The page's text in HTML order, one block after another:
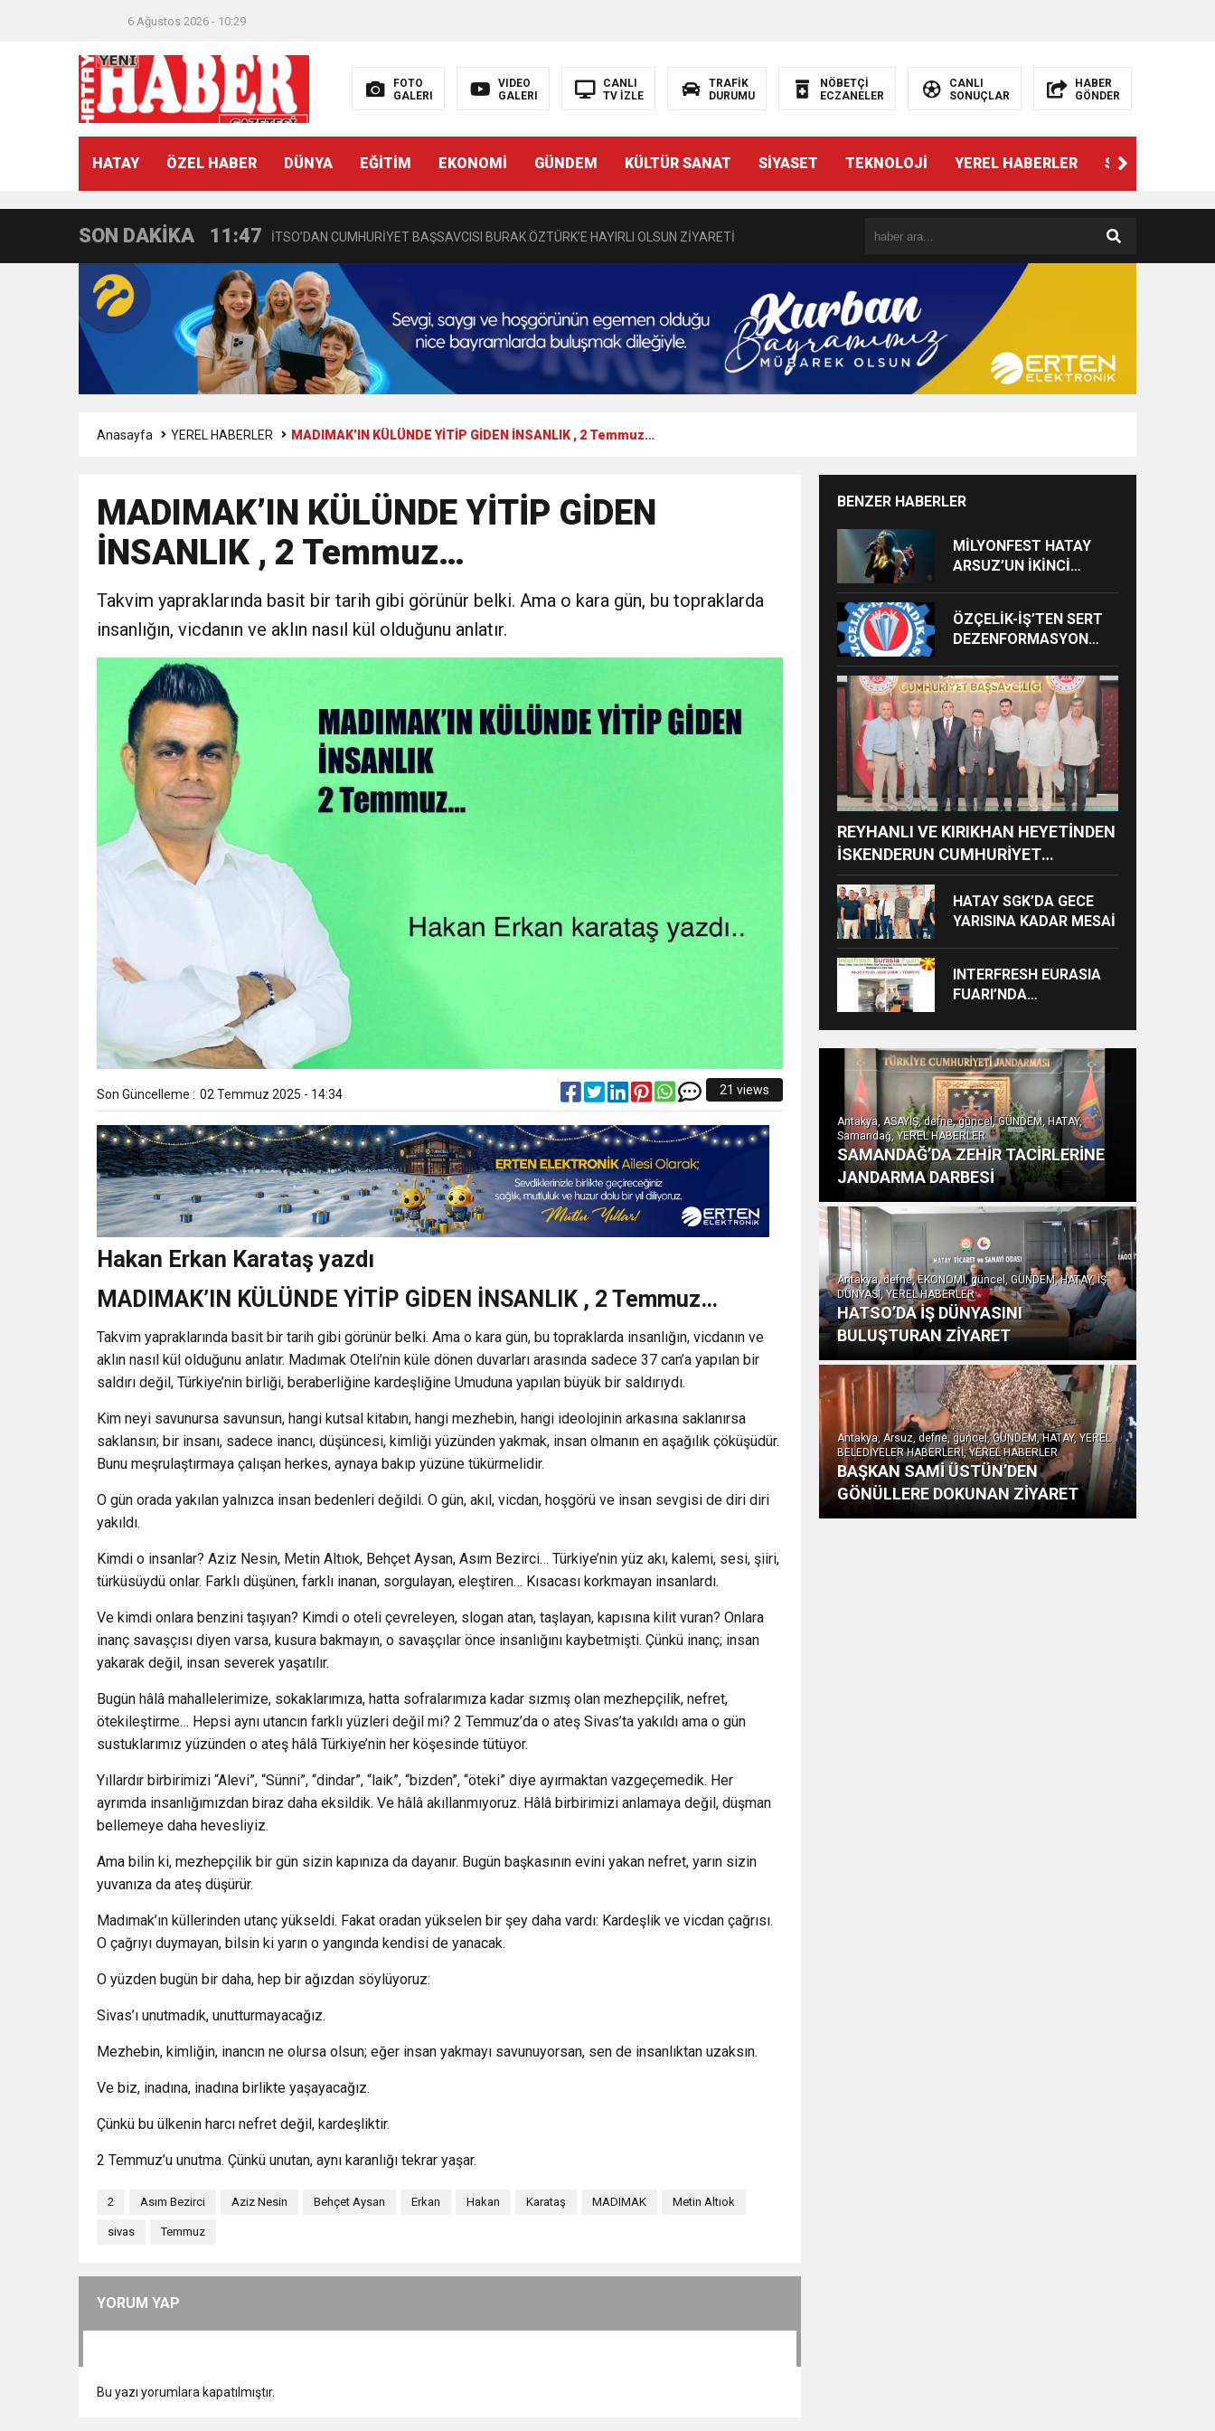
6 Ağustos 2026 - 10:29
FOTO
GALERI
VIDEO
GALERI
CANLI
TV İZLE
TRAFİK
DURUMU
NÖBETÇİ
ECZANELER
CANLI
SONUÇLAR
HABER
GÖNDER
HATAY ÖZEL HABER DÜNYA EĞİTİM EKONOMİ GÜNDEM KÜLTÜR SANAT SİYASET TEKNOLOJİ YEREL HABERLER SPOR
SON DAKİKA
21:40
11:47 İTSO’DAN CUMHURİYET BAŞSAVCISI BURAK ÖZTÜRK’E HAYIRLI OLSUN ZİYARETİ
18:55 İNCE’NİN CHP’DE KALMASININ PERDE ARKASI: GÖRÜNENDEN DAHA FAZLASI MI VAR?
11:57 IŞIL Eczanesi Görkemli Bir Törenle Hizmete Açıldı
21:40
6:19 HBB BAŞKANI ÖNTÜRK’ÜN CUMHURİYET BAYRAMI MESAJI
17:36 KURUMLAR VERGİSİ ERTELENDİ
21:40
18:22 BAŞKAN SAMİ ÜSTÜN’DEN GÖNÜLLERE DOKUNAN ZİYARET
Anasayfa YEREL HABERLER MADIMAK’IN KÜLÜNDE YİTİP GİDEN İNSANLIK , 2 Temmuz…
MADIMAK’IN KÜLÜNDE YİTİP GİDEN
İNSANLIK , 2 Temmuz…
Takvim yapraklarında basit bir tarih gibi görünür belki. Ama o kara gün, bu topraklarda
insanlığın, vicdanın ve aklın nasıl kül olduğunu anlatır.
Son Güncelleme : 02 Temmuz 2025 - 14:34 21 views
Hakan Erkan Karataş yazdı
MADIMAK’IN KÜLÜNDE YİTİP GİDEN İNSANLIK , 2 Temmuz…
Takvim yapraklarında basit bir tarih gibi görünür belki. Ama o kara gün, bu topraklarda insanlığın, vicdanın ve
aklın nasıl kül olduğunu anlatır. Madımak Oteli’nin küle dönen duvarları arasında sadece 37 can’a yapılan bir
saldırı değil, Türkiye’nin birliği, beraberliğine kardeşliğine Umuduna yapılan büyük bir saldırıydı.
Kim neyi savunursa savunsun, hangi kutsal kitabın, hangi mezhebin, hangi ideolojinin arkasına saklanırsa
saklansın; bir insanı, sadece inancı, düşüncesi, kimliği yüzünden yakmak, insan olmanın en aşağılık çöküşüdür.
Bunu meşrulaştırmaya çalışan herkes, aynaya bakıp yüzüne tükürmelidir.
O gün orada yakılan yalnızca insan bedenleri değildi. O gün, akıl, vicdan, hoşgörü ve insan sevgisi de diri diri
yakıldı.
Kimdi o insanlar? Aziz Nesin, Metin Altıok, Behçet Aysan, Asım Bezirci… Türkiye’nin yüz akı, kalemi, sesi, şiiri,
türküsüydü onlar. Farklı düşünen, farklı inanan, sorgulayan, eleştiren… Kısacası korkmayan insanlardı.
Ve kimdi onlara benzini taşıyan? Kimdi o oteli çevreleyen, slogan atan, taşlayan, kapısına kilit vuran? Onlara
inanç savaşçısı diyen varsa, kusura bakmayın, o savaşçılar önce insanlığını kaybetmişti. Çünkü inanç; insan
yakarak değil, insan severek yaşatılır.
Bugün hâlâ mahallelerimize, sokaklarımıza, hatta sofralarımıza kadar sızmış olan mezhepçilik, nefret,
ötekileştirme… Hepsi aynı utancın farklı yüzleri değil mi? 2 Temmuz’da o ateş Sivas’ta yakıldı ama o gün
sustuklarımız yüzünden o ateş hâlâ Türkiye’nin her köşesinde tütüyor.
Yıllardır birbirimizi “Alevi”, “Sünni”, “dindar”, “laik”, “bizden”, “öteki” diye ayırmaktan vazgeçemedik. Her
ayrımda insanlığımızdan biraz daha eksildik. Ve hâlâ akıllanmıyoruz. Hâlâ birbirimizi anlamaya değil, düşman
bellemeye daha hevesliyiz.
Ama bilin ki, mezhepçilik bir gün sizin kapınıza da dayanır. Bugün başkasının evini yakan nefret, yarın sizin
yuvanıza da ateş düşürür.
Madımak’ın küllerinden utanç yükseldi. Fakat oradan yükselen bir şey daha vardı: Kardeşlik ve vicdan çağrısı.
O çağrıyı duymayan, bilsin ki yarın o yangında kendisi de yanacak.
O yüzden bugün bir daha, hep bir ağızdan söylüyoruz:
Sivas’ı unutmadık, unutturmayacağız.
Mezhebin, kimliğin, inancın ne olursa olsun; eğer insan yakmayı savunuyorsan, sen de insanlıktan uzaksın.
Ve biz, inadına, inadına birlikte yaşayacağız.
Çünkü bu ülkenin harcı nefret değil, kardeşliktir.
2 Temmuz’u unutma. Çünkü unutan, aynı karanlığı tekrar yaşar.
2 Asım Bezirci Aziz Nesin Behçet Aysan Erkan Hakan Karataş MADIMAK Metin Altıok
sivas Temmuz
YORUM YAP
Bu yazı yorumlara kapatılmıştır.
BENZER HABERLER
MİLYONFEST HATAY
ARSUZ’UN İKİNCİ
ALACAK
ÖZÇELİK-İŞ’TEN SERT
DEZENFORMASYON
VE CEZAİ SÜREÇ
BAŞLATILDI”
REYHANLI VE KIRIKHAN HEYETİNDEN
İSKENDERUN CUMHURİYET
BAŞSAVCILIĞINA ZİYARET
HATAY SGK’DA GECE
YARISINA KADAR MESAİ
INTERFRESH EURASIA
FUARI’NDA
BİRLİKLERİ İÇİN GERİ
SAYIM BAŞLADI
Antakya, ASAYİŞ, defne, güncel, GÜNDEM, HATAY,
Samandağ, YEREL HABERLER
SAMANDAĞ’DA ZEHİR TACİRLERİNE
JANDARMA DARBESİ
Antakya, defne, EKONOMİ, güncel, GÜNDEM, HATAY, İŞ
DÜNYASI, YEREL HABERLER
HATSO’DA İŞ DÜNYASINI
BULUŞTURAN ZİYARET
Antakya, Arsuz, defne, güncel, GÜNDEM, HATAY, YEREL
BELEDİYELER HABERLERİ, YEREL HABERLER
BAŞKAN SAMİ ÜSTÜN’DEN
GÖNÜLLERE DOKUNAN ZİYARET